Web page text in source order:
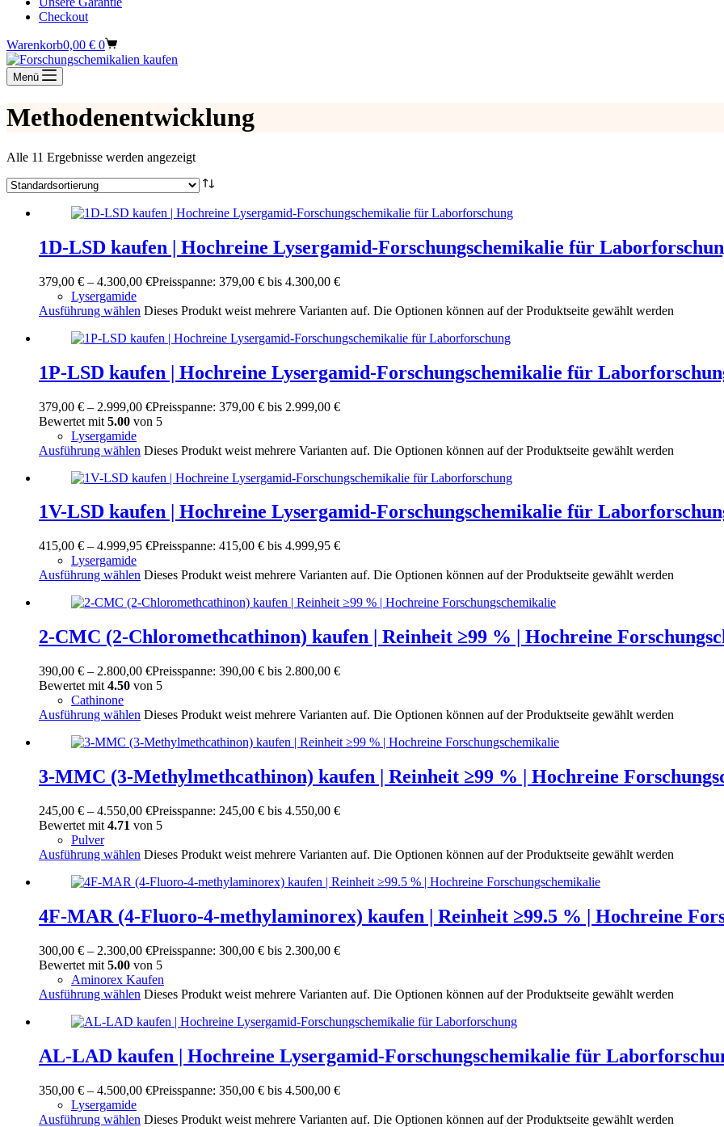
Checkout
Warenkorb0,00 € 0
Menü
Methodenentwicklung
Alle 11 Ergebnisse werden angezeigt
1D-LSD kaufen | Hochreine Lysergamid-Forschungschemikalie für
379,00 € – 4.300,00 €Preisspanne: 379,00 € bis 4.300,00 €
Lysergamide
Ausführung wählen Dieses Produkt weist mehrere Varianten auf. Die Optionen können auf der Produktseite gewählt werden
1P-LSD kaufen | Hochreine Lysergamid-Forschungschemikalie für
379,00 € – 2.999,00 €Preisspanne: 379,00 € bis 2.999,00 €
Bewertet mit 5.00 von 5
Lysergamide
Ausführung wählen Dieses Produkt weist mehrere Varianten auf. Die Optionen können auf der Produktseite gewählt werden
1V-LSD kaufen | Hochreine Lysergamid-Forschungschemikalie für
415,00 € – 4.999,95 €Preisspanne: 415,00 € bis 4.999,95 €
Lysergamide
Ausführung wählen Dieses Produkt weist mehrere Varianten auf. Die Optionen können auf der Produktseite gewählt werden
2-CMC (2-Chloromethcathinon) kaufen | Reinheit ≥99 % | Hochreine
390,00 € – 2.800,00 €Preisspanne: 390,00 € bis 2.800,00 €
Bewertet mit 4.50 von 5
Cathinone
Ausführung wählen Dieses Produkt weist mehrere Varianten auf. Die Optionen können auf der Produktseite gewählt werden
3-MMC (3-Methylmethcathinon) kaufen | Reinheit ≥99 % | Hochreine
245,00 € – 4.550,00 €Preisspanne: 245,00 € bis 4.550,00 €
Bewertet mit 4.71 von 5
Pulver
Ausführung wählen Dieses Produkt weist mehrere Varianten auf. Die Optionen können auf der Produktseite gewählt werden
4F-MAR (4-Fluoro-4-methylaminorex) kaufen | Reinheit ≥99.5 % | Hochreine
300,00 € – 2.300,00 €Preisspanne: 300,00 € bis 2.300,00 €
Bewertet mit 5.00 von 5
Aminorex Kaufen
Ausführung wählen Dieses Produkt weist mehrere Varianten auf. Die Optionen können auf der Produktseite gewählt werden
AL-LAD kaufen | Hochreine Lysergamid-Forschungschemikalie für
350,00 € – 4.500,00 €Preisspanne: 350,00 € bis 4.500,00 €
Lysergamide
Ausführung wählen Dieses Produkt weist mehrere Varianten auf. Die Optionen können auf der Produktseite gewählt werden